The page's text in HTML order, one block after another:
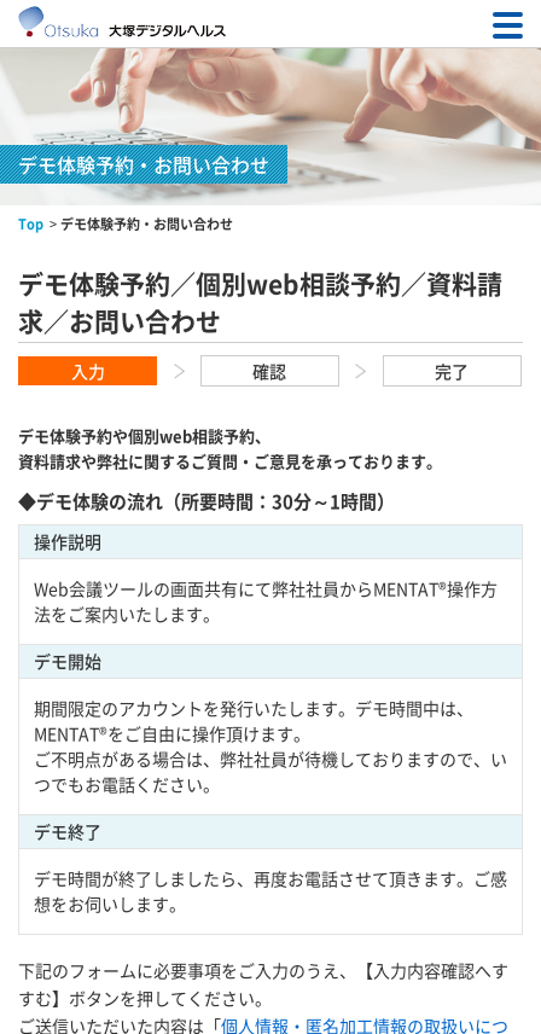
MENTAT®製品概要
導入事例
企業情報
デモ体験予約・お問い合わせ
個人情報・匿名加工情報の取扱いについて
サイトのご利用について
サイトマップ
デモ体験予約・お問い合わせ
Top デモ体験予約・お問い合わせ
デモ体験予約／個別web相談予約／資料請
求／お問い合わせ
入力 確認 完了
デモ体験予約や個別web相談予約、
資料請求や弊社に関するご質問・ご意見を承っております。
◆デモ体験の流れ（所要時間：30分～1時間）
操作説明
Web会議ツールの画面共有にて弊社社員からMENTAT®操作方
法をご案内いたします。
デモ開始
期間限定のアカウントを発行いたします。デモ時間中は、
MENTAT®をご自由に操作頂けます。
ご不明点がある場合は、弊社社員が待機しておりますので、い
つでもお電話ください。
デモ終了
デモ時間が終了しましたら、再度お電話させて頂きます。ご感
想をお伺いします。
下記のフォームに必要事項をご入力のうえ、【入力内容確認へす
すむ】ボタンを押してください。
ご送信いただいた内容は「個人情報・匿名加工情報の取扱いにつ